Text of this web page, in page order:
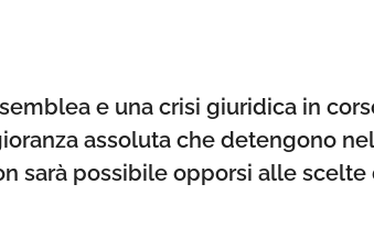
e una crisi giuridica in
assoluta che detengono
sarà possibile opporsi alle scelte